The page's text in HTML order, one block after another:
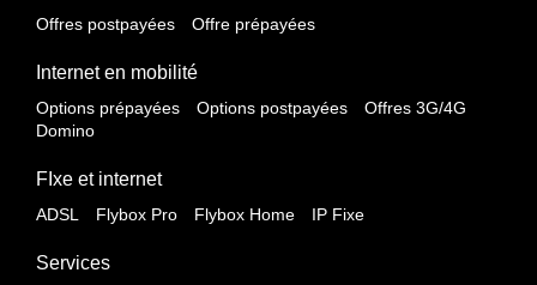
Offres postpayées Offre prépayées
Internet en mobilité
Options prépayées Options postpayées
Offres 3G/4G
Domino
FIxe et internet
ADSL Flybox Pro Flybox Home IP Fixe
Services